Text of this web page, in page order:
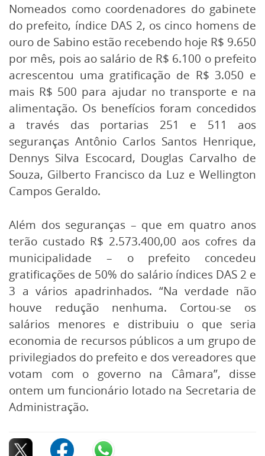
Nomeados como coordenadores do gabinete
do prefeito, índice DAS 2, os cinco homens de
ouro de Sabino estão recebendo hoje R$ 9.650
por mês, pois ao salário de R$ 6.100 o prefeito
acrescentou uma gratificação de R$ 3.050 e
mais R$ 500 para ajudar no transporte e na
alimentação. Os benefícios foram concedidos
a través das portarias 251 e 511 aos
seguranças Antônio Carlos Santos Henrique,
Dennys Silva Escocard, Douglas Carvalho de
Souza, Gilberto Francisco da Luz e Wellington
Campos Geraldo.
Além dos seguranças – que em quatro anos
terão custado R$ 2.573.400,00 aos cofres da
municipalidade – o prefeito concedeu
gratificações de 50% do salário índices DAS 2 e
3 a vários apadrinhados. “Na verdade não
houve redução nenhuma. Cortou-se os
salários menores e distribuiu o que seria
economia de recursos públicos a um grupo de
privilegiados do prefeito e dos vereadores que
votam com o governo na Câmara”, disse
ontem um funcionário lotado na Secretaria de
Administração.